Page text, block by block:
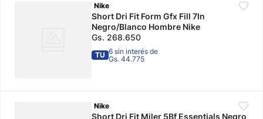
Nike
Short Dri Fit Form Gfx Fill 7In
Negro/Blanco Hombre Nike
Gs. 268.650
TU 6 sin interés de
Gs. 44.775
Nike
Short Dri Fit Miler 5Bf Essentials Negro